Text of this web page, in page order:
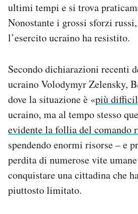
ultimi tempi e si trova
Nonostante i grossi sforzi
l’esercito ucraino ha resistito.
Secondo dichiarazioni recenti
ucraino Volodymyr Zelensky,
dove la situazione è «più
ucraino, ma al tempo stesso
evidente la follia del comando
spendendo enormi risorse – e
perdita di numerose vite
conquistare una cittadina che
piuttosto limitato.